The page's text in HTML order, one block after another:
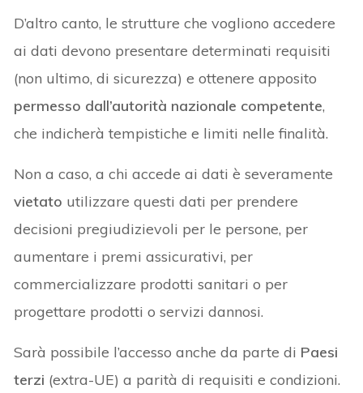
D’altro canto, le strutture che vogliono accedere
ai dati devono presentare determinati requisiti
(non ultimo, di sicurezza) e ottenere apposito
permesso dall’autorità nazionale competente,
che indicherà tempistiche e limiti nelle finalità.
Non a caso, a chi accede ai dati è severamente
vietato utilizzare questi dati per prendere
decisioni pregiudizievoli per le persone, per
aumentare i premi assicurativi, per
commercializzare prodotti sanitari o per
progettare prodotti o servizi dannosi.
Sarà possibile l’accesso anche da parte di Paesi
terzi (extra-UE) a parità di requisiti e condizioni.